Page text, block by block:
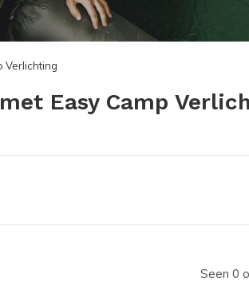
Verlichting
Easy Camp
Seen 0